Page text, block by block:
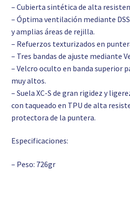
– Cubierta sintética de alta
– Óptima ventilación mediante
y amplias áreas de rejilla.
– Refuerzos texturizados en
– Tres bandas de ajuste mediante
– Velcro oculto en banda superior
muy altos.
– Suela XC-S de gran rigidez y
con taqueado en TPU de alta
protectora de la puntera.
Especificaciones:
– Peso: 726gr